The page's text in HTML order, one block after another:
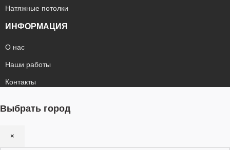
Натяжные потолки
ИНФОРМАЦИЯ
О нас
Наши работы
Контакты
Выбрать город
×